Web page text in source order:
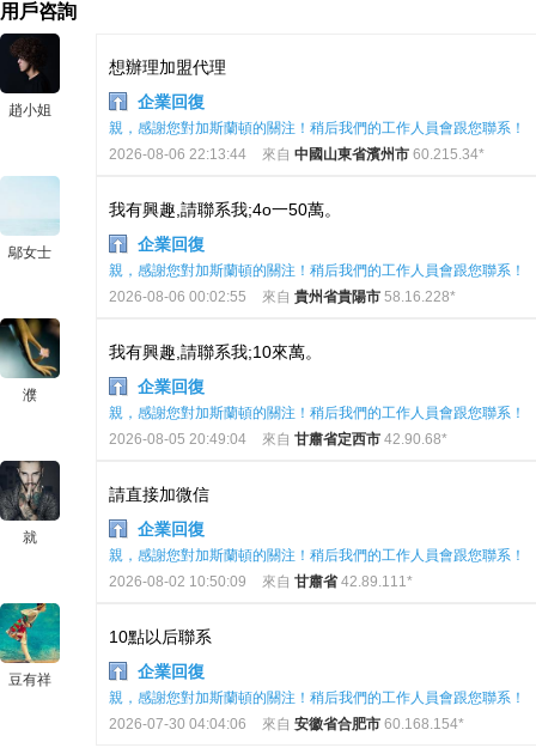
用戶咨詢
趙小姐
想辦理加盟代理
企業回復
親，感謝您對加斯蘭頓的關注！稍后我們的工作人員會跟您聯系！
2026-08-06 22:13:44
來自 中國山東省濱州市 60.215.34*
鄔女士
我有興趣,請聯系我;4o一50萬。
企業回復
親，感謝您對加斯蘭頓的關注！稍后我們的工作人員會跟您聯系！
2026-08-06 00:02:55
來自 貴州省貴陽市 58.16.228*
濮
我有興趣,請聯系我;10來萬。
企業回復
親，感謝您對加斯蘭頓的關注！稍后我們的工作人員會跟您聯系！
2026-08-05 20:49:04
來自 甘肅省定西市 42.90.68*
就
請直接加微信
企業回復
親，感謝您對加斯蘭頓的關注！稍后我們的工作人員會跟您聯系！
2026-08-02 10:50:09
來自 甘肅省42.89.111*
豆有祥
10點以后聯系
企業回復
親，感謝您對加斯蘭頓的關注！稍后我們的工作人員會跟您聯系！
2026-07-30 04:04:06
來自 安徽省合肥市 60.168.154*